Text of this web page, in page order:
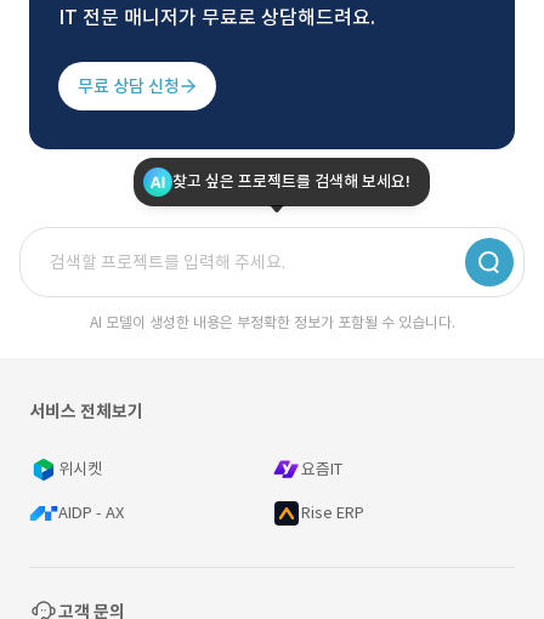
IT 전문 매니저가 무료로 상담해드려요.
무료 상담 신청
찾고 싶은 프로젝트를 검색해 보세요!
AI 모델이 생성한 내용은 부정확한 정보가 포함될 수 있습니다.
서비스 전체보기
위시켓 요즘IT
AIDP - AX Rise ERP
고객 문의